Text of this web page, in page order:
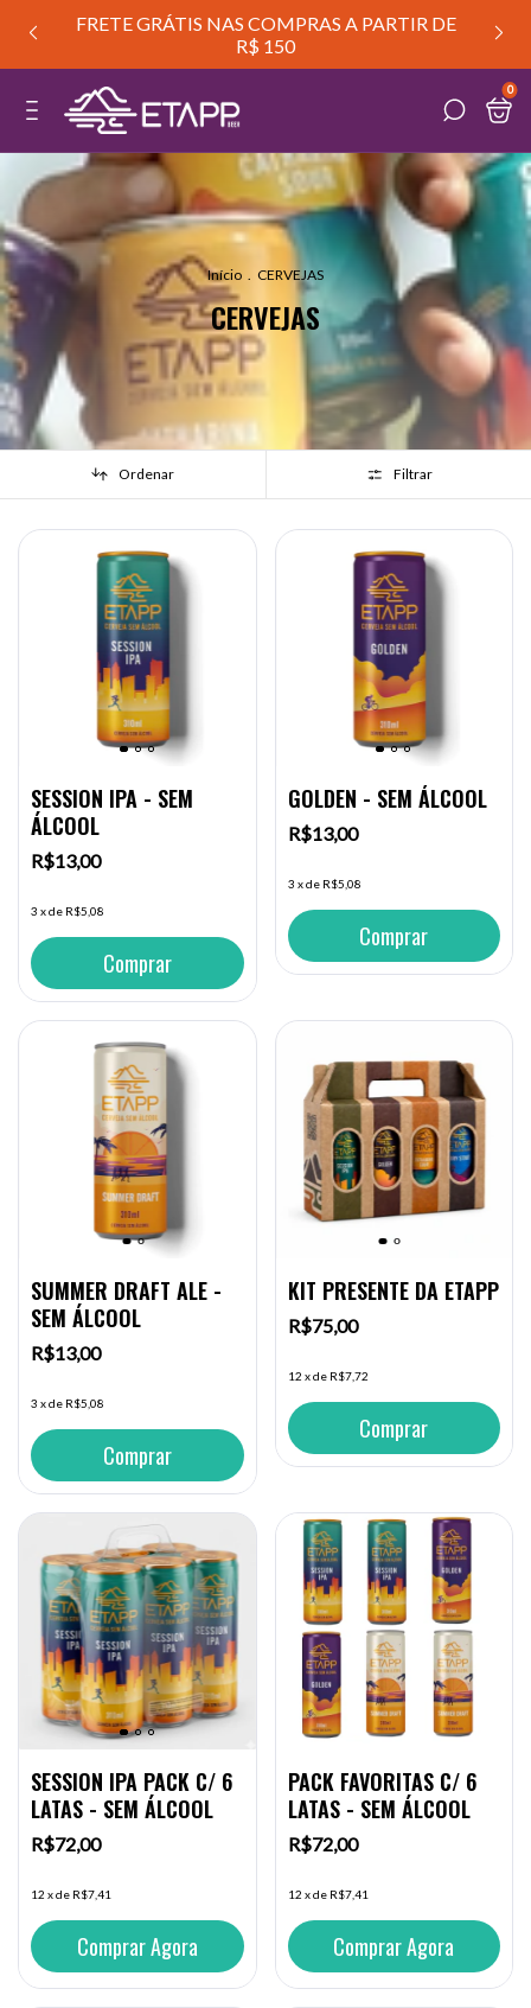
FRETE GRÁTIS NAS COMPRAS A PARTIR DE
R$ 150
0
Início CERVEJAS
CERVEJAS
Ordenar Filtrar
SESSION IPA - SEM
ÁLCOOL
R$13,00
3 xde R$5,08
Comprar
GOLDEN - SEM ÁLCOOL
R$13,00
3 xde R$5,08
Comprar
SUMMER DRAFT ALE -
SEM ÁLCOOL
R$13,00
3 xde R$5,08
Comprar
KIT PRESENTE DA ETAPP
R$75,00
12 xde R$7,72
Comprar
SESSION IPA PACK C/ 6
LATAS - SEM ÁLCOOL
R$72,00
12 xde R$7,41
PACK FAVORITAS C/ 6
LATAS - SEM ÁLCOOL
R$72,00
12 xde R$7,41